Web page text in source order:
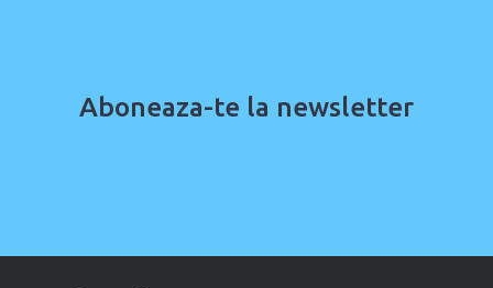
Aboneaza-te la newsletter